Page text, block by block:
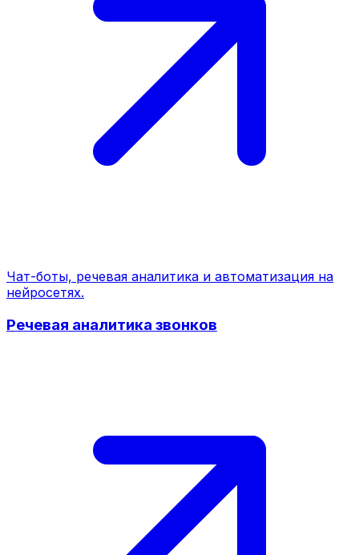
Чат-боты, речевая аналитика и автоматизация на
нейросетях.
Речевая аналитика звонков